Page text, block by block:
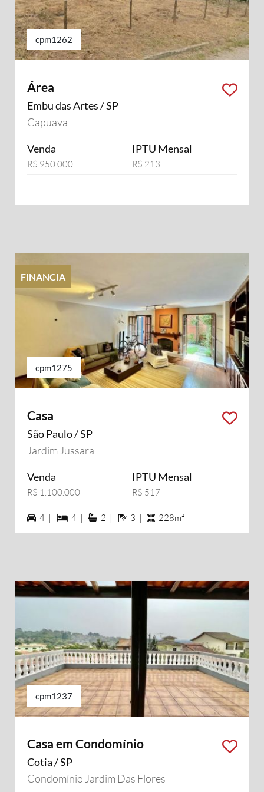
cpm1262
Área
Embu das Artes / SP
Capuava
Venda
R$ 950.000
IPTU Mensal
R$ 213
FINANCIA
cpm1275
Casa
São Paulo / SP
Jardim Jussara
Venda
R$ 1.100.000
IPTU Mensal
R$ 517
4 vagas na garagem
4 | 4 dormiórios
4 | 2 suítes
2 | 3 banheiros
3 | 228m²
cpm1237
Casa em Condomínio
Cotia / SP
Condomínio Jardim Das Flores